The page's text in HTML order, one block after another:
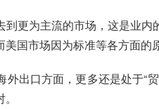
更为主流的市场，这是业
国市场因为标准等各方面的
出口方面，更多还是处于“